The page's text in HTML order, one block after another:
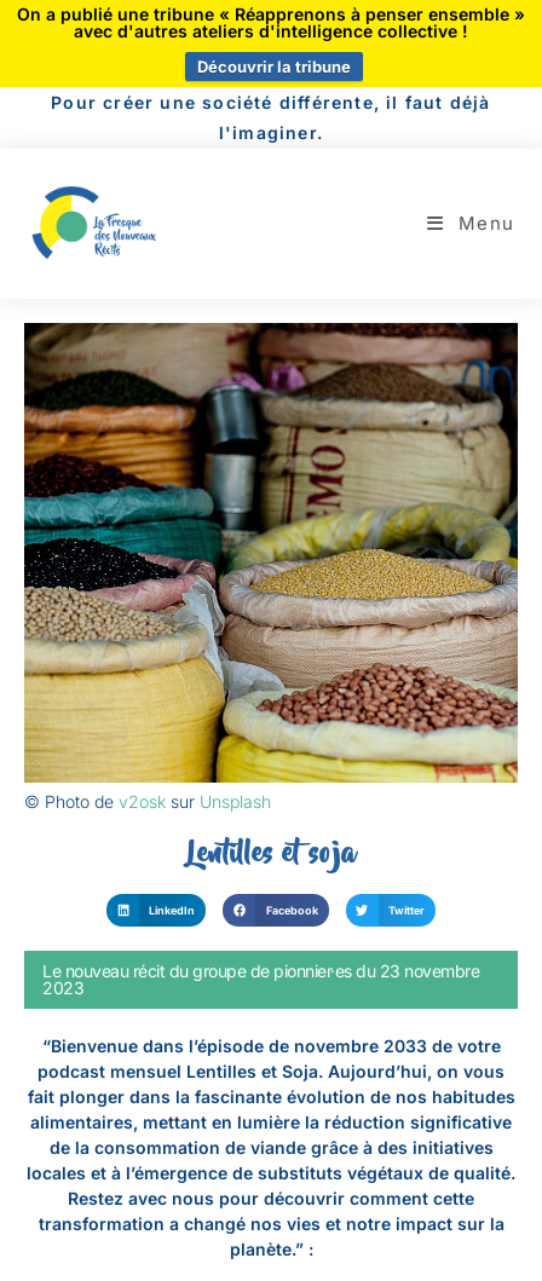
On a publié une tribune « Réapprenons à penser ensemble »
avec d'autres ateliers d'intelligence collective !
Découvrir la tribune
Pour créer une société différente, il faut déjà
l'imaginer.
Menu
© Photo de v2osk sur Unsplash
Lentilles et soja
LinkedIn Facebook Twitter
Le nouveau récit du groupe de pionnier·es du 23 novembre
2023
“Bienvenue dans l’épisode de novembre 2033 de votre
podcast mensuel Lentilles et Soja. Aujourd’hui, on vous
fait plonger dans la fascinante évolution de nos habitudes
alimentaires, mettant en lumière la réduction significative
de la consommation de viande grâce à des initiatives
locales et à l’émergence de substituts végétaux de qualité.
Restez avec nous pour découvrir comment cette
transformation a changé nos vies et notre impact sur la
planète.”: